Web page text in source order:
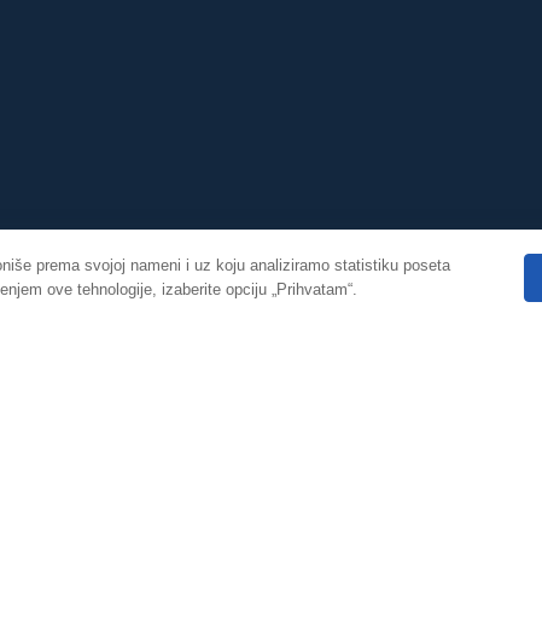
prema svojoj nameni i uz koju analiziramo statistiku poseta
ove tehnologije, izaberite opciju „Prihvatam“.